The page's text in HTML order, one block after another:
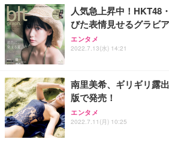
人気急上昇中！HKT48
びた表情見せるグラビ
エンタメ
2022.7.13(水) 14:21
南里美希、ギリギリ露
版で発売！
エンタメ
2022.7.11(月) 10:25